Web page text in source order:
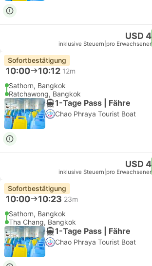
USD 4
inklusive Steuern pro Erwachsener
Sofortbestätigung
10:00 10:12 12m
Sathorn, Bangkok
Ratchawong, Bangkok
1-Tage Pass | Fähre
Chao Phraya Tourist Boat
USD 4
inklusive Steuern pro Erwachsener
Sofortbestätigung
10:00 10:23 23m
Sathorn, Bangkok
Tha Chang, Bangkok
1-Tage Pass | Fähre
Chao Phraya Tourist Boat